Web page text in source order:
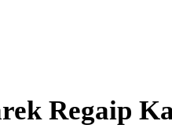
Regaip